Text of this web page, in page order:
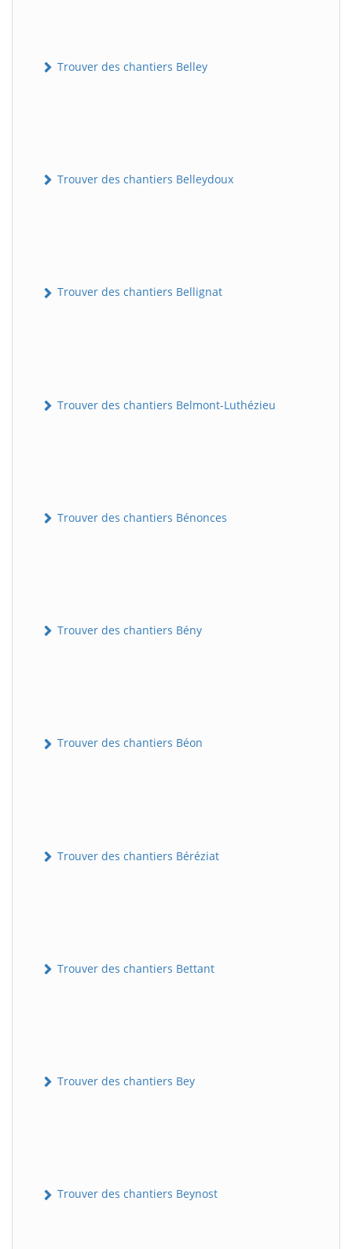
Trouver des chantiers Belley
Trouver des chantiers Belleydoux
Trouver des chantiers Bellignat
Trouver des chantiers Belmont-Luthézieu
Trouver des chantiers Bénonces
Trouver des chantiers Bény
Trouver des chantiers Béon
Trouver des chantiers Béréziat
Trouver des chantiers Bettant
Trouver des chantiers Bey
Trouver des chantiers Beynost